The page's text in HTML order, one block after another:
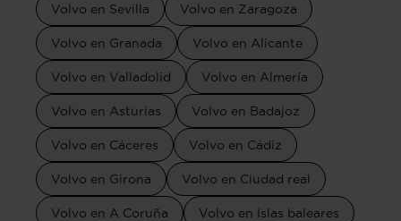
Volvo en Sevilla Volvo en Zaragoza
Volvo en Granada Volvo en Alicante
Volvo en Valladolid Volvo en Almería
Volvo en Asturias Volvo en Badajoz
Volvo en Cáceres Volvo en Cádiz
Volvo en Girona Volvo en Ciudad real
Volvo en A Coruña Volvo en Islas baleares